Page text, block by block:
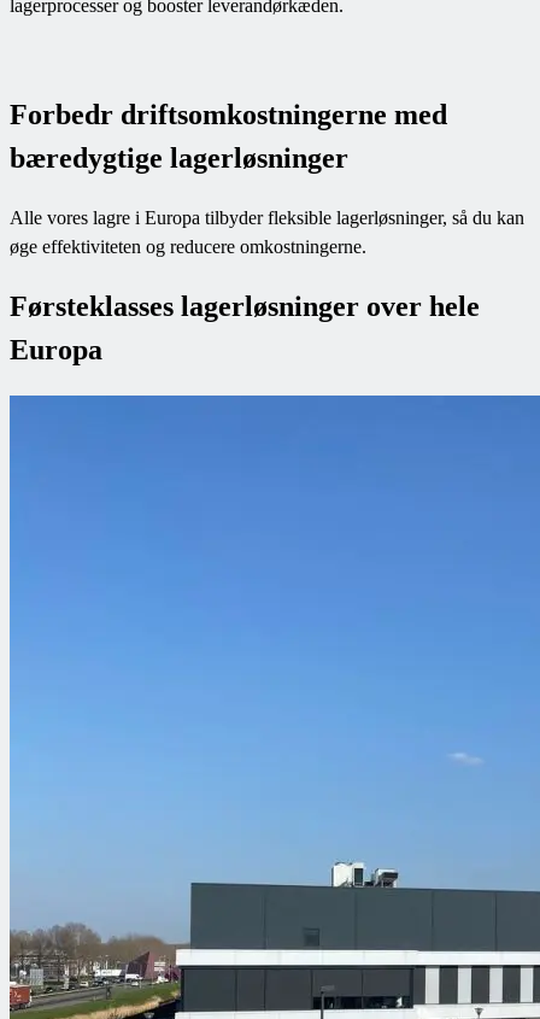
lagerprocesser og booster leverandørkæden.
Forbedr driftsomkostningerne med
bæredygtige lagerløsninger
Alle vores lagre i Europa tilbyder fleksible lagerløsninger, så du kan
øge effektiviteten og reducere omkostningerne.
Førsteklasses lagerløsninger over hele
Europa